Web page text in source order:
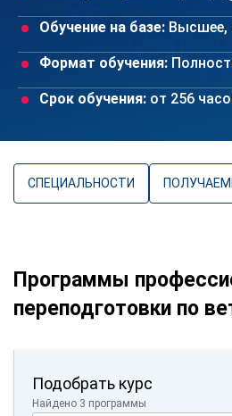
Обучение на базе: Высшее,
Формат обучения:
Срок обучения: от 256
СПЕЦИАЛЬНОСТИ
Программы
переподготовки по
Подобрать курс
Найдено 3 программы